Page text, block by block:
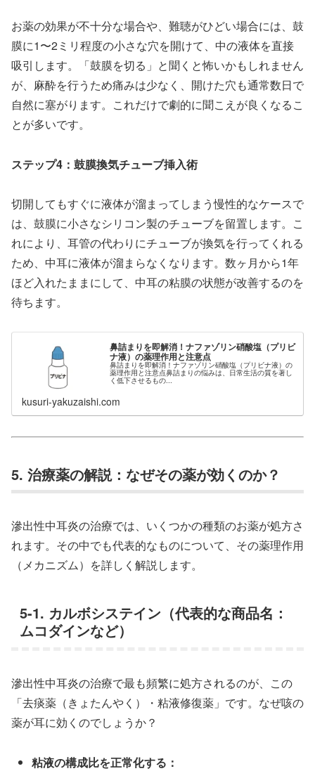
お薬の効果が不十分な場合や、難聴がひどい場合には、鼓
膜に1〜2ミリ程度の小さな穴を開けて、中の液体を直接
吸引します。「鼓膜を切る」と聞くと怖いかもしれません
が、麻酔を行うため痛みは少なく、開けた穴も通常数日で
自然に塞がります。これだけで劇的に聞こえが良くなるこ
とが多いです。
ステップ4：鼓膜換気チューブ挿入術
切開してもすぐに液体が溜まってしまう慢性的なケースで
は、鼓膜に小さなシリコン製のチューブを留置します。こ
れにより、耳管の代わりにチューブが換気を行ってくれる
ため、中耳に液体が溜まらなくなります。数ヶ月から1年
ほど入れたままにして、中耳の粘膜の状態が改善するのを
待ちます。
鼻詰まりを即解消！ナファゾリン硝酸塩（プリビ
ナ液）の薬理作用と注意点
鼻詰まりを即解消！ナファゾリン硝酸塩（プリビナ液）の
薬理作用と注意点鼻詰まりの悩みは、日常生活の質を著し
く低下させるもの...
kusuri-yakuzaishi.com
5. 治療薬の解説：なぜその薬が効くのか？
滲出性中耳炎の治療では、いくつかの種類のお薬が処方さ
れます。その中でも代表的なものについて、その薬理作用
（メカニズム）を詳しく解説します。
5-1. カルボシステイン（代表的な商品名：
ムコダインなど）
滲出性中耳炎の治療で最も頻繁に処方されるのが、この
「去痰薬（きょたんやく）・粘液修復薬」です。なぜ咳の
薬が耳に効くのでしょうか？
粘液の構成比を正常化する：